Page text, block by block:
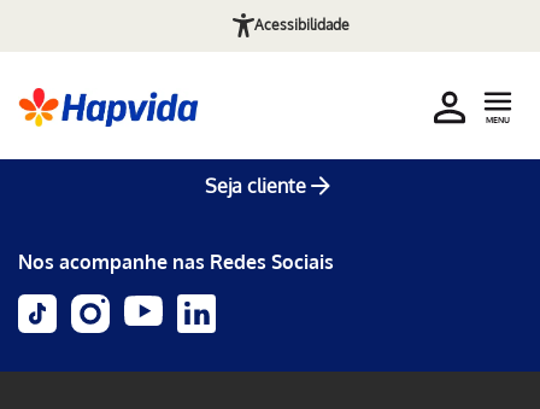
Acessibilidade
Seja cliente
MENU
Nos acompanhe nas Redes Sociais